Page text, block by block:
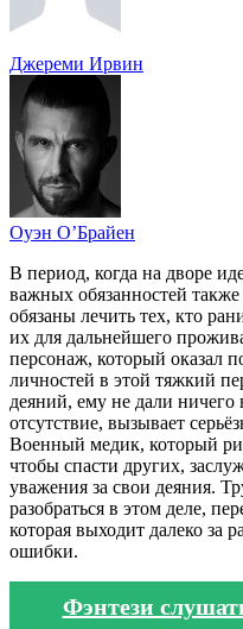
Джереми Ирвин
Оуэн О’Брайен
В период, когда на дворе
важных обязанностей
обязаны лечить тех, кто
их для дальнейшего
персонаж, который оказал
личностей в этой тяжкий
деяний, ему не дали ничего
отсутствие, вызывает
Военный медик, который
чтобы спасти других,
уважения за свои деяния.
разобраться в этом деле,
которая выходит далеко за
ошибки.
Фэнтези